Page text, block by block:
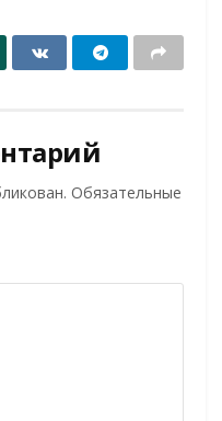
Обязательные